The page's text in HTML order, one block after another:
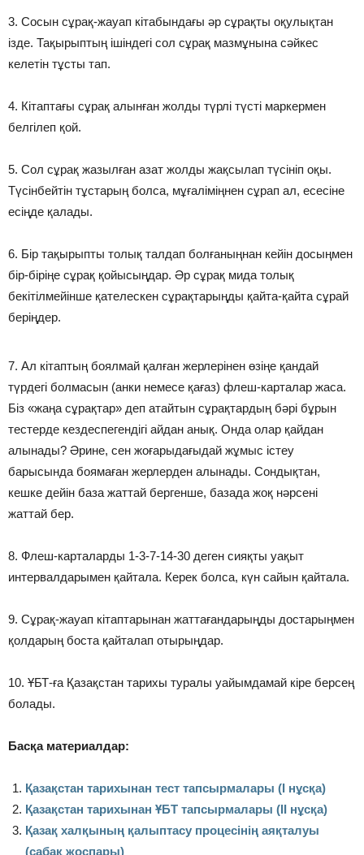
3. Сосын сұрақ-жауап кітабындағы әр сұрақты оқулықтан
ізде. Тақырыптың ішіндегі сол сұрақ мазмұнына сәйкес
келетін тұсты тап.
4. Кітаптағы сұрақ алынған жолды түрлі түсті маркермен
белгілеп қой.
5. Сол сұрақ жазылған азат жолды жақсылап түсініп оқы.
Түсінбейтін тұстарың болса, мұғаліміңнен сұрап ал, есесіне
есіңде қалады.
6. Бір тақырыпты толық талдап болғаныңнан кейін досыңмен
бір-біріңе сұрақ қойысыңдар. Әр сұрақ мида толық
бекітілмейінше қателескен сұрақтарыңды қайта-қайта сұрай
беріңдер.
7. Ал кітаптың боялмай қалған жерлерінен өзіңе қандай
түрдегі болмасын (анки немесе қағаз) флеш-карталар жаса.
Біз «жаңа сұрақтар» деп атайтын сұрақтардың бәрі бұрын
тестерде кездеспегендігі айдан анық. Онда олар қайдан
алынады? Әрине, сен жоғарыдағыдай жұмыс істеу
барысында боямаған жерлерден алынады. Сондықтан,
кешке дейін база жаттай бергенше, базада жоқ нәрсені
жаттай бер.
8. Флеш-карталарды 1-3-7-14-30 деген сияқты уақыт
интервалдарымен қайтала. Керек болса, күн сайын қайтала.
9. Сұрақ-жауап кітаптарынан жаттағандарыңды достарыңмен
қолдарың боста қайталап отырыңдар.
10. ҰБТ-ға Қазақстан тарихы туралы уайымдамай кіре берсең
болады.
Басқа материалдар:
Қазақстан тарихынан тест тапсырмалары (І нұсқа)
Қазақстан тарихынан ҰБТ тапсырмалары (ІІ нұсқа)
Қазақ халқының қалыптасу процесінің аяқталуы
(сабақ жоспары)